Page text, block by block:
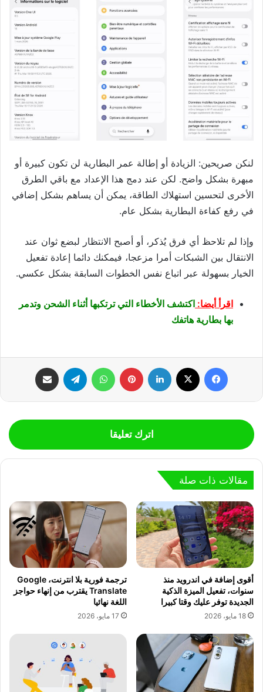
لنكن صريحين: الزيادة أو إطالة عمر البطارية لن تكون كبيرة أو
مبهرة بشكل واضح. لكن عند دمج هذا الإعداد مع باقي الطرق
الأخرى لتحسين استهلاك الطاقة، يمكن أن يساهم بشكل إضافي
في رفع كفاءة البطارية بشكل عام.
وإذا لم تلاحظ أي فرق يُذكر، أو أصبح الانتظار لبضع ثوان عند
الانتقال بين الشبكات أمرا مزعجا، فيمكنك دائما إعادة تفعيل
الخيار بسهولة عبر اتباع نفس الخطوات السابقة بشكل عكسي.
اقرأ أيضا: اكتشف الأخطاء التي ترتكبها أثناء الشحن وتدمر
بها بطارية هاتفك
اترك تعليقا
مقالات ذات صلة
أقوى إضافة في اندرويد منذ
سنوات، تفعيل الميزة الذكية
الجديدة توفر عليك وقتا كبيرا
18 مايو، 2026
ترجمة فورية بلا انترنت، Google
Translate يقترب من إنهاء حواجز
اللغة نهائيا
17 مايو، 2026